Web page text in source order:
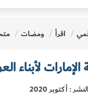
اقرأ ومضات
لأبناء
: أكتوبر 2020